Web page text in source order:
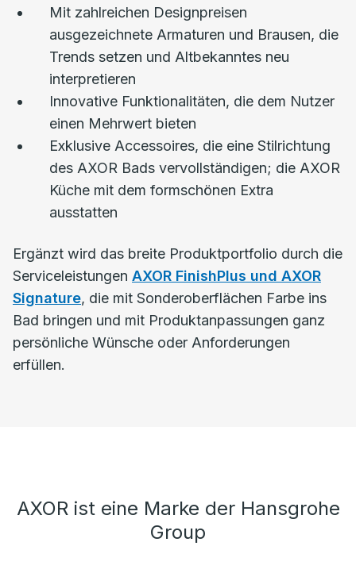
Mit zahlreichen Designpreisen
ausgezeichnete Armaturen und Brausen, die
Trends setzen und Altbekanntes neu
interpretieren
Innovative Funktionalitäten, die dem Nutzer
einen Mehrwert bieten
Exklusive Accessoires, die eine Stilrichtung
des AXOR Bads vervollständigen; die AXOR
Küche mit dem formschönen Extra
ausstatten
Ergänzt wird das breite Produktportfolio durch die
Serviceleistungen AXOR FinishPlus und AXOR
Signature, die mit Sonderoberflächen Farbe ins
Bad bringen und mit Produktanpassungen ganz
persönliche Wünsche oder Anforderungen
erfüllen.
AXOR ist eine Marke der Hansgrohe
Group